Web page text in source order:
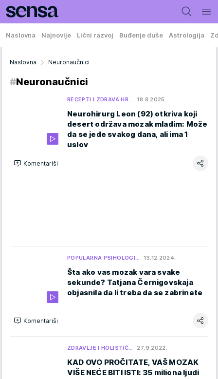
Naslovna Najnovije Lični razvoj Buđenje duše Astrologija
Naslovna Neuronaučnici
#Neuronaučnici
RECEPTI I ZDRAVA HR… 18.8.2025.
Neurohirurg Leon (92) otkriva koji
desert održava mozak mladim: Može
da se jede svakog dana, ali ima 1
uslov
Komentariši
POPULARNA PSIHOLOGI… 13.12.2024.
Šta ako vas mozak vara svake
sekunde? Tatjana Černigovskaja
objasnila da li treba da se zabrinete
Komentariši
ZDRAVLJE I HOLISTIČ… 27.9.2022.
KAD OVO PROČITATE, VAŠ MOZAK
VIŠE NEĆE BITI ISTI: 35 miliona ljudi